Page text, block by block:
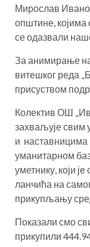
Мирослав
општине,
се одазвали
За анимирање
витешког реда
присуством
Колектив ОШ
захваљује
и наставницима
уманитарном
уметнику, који
ланчића на
прикупљању
Показали смо
прикупили